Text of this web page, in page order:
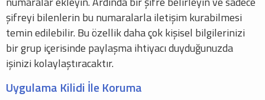
şifreyi bilenlerin bu numaralarla iletişim kurabilmesi
temin edilebilir. Bu özellik daha çok kişisel bilgilerinizi
bir grup içerisinde paylaşma ihtiyacı duyduğunuzda
işinizi kolaylaştıracaktır.
Uygulama Kilidi İle Koruma